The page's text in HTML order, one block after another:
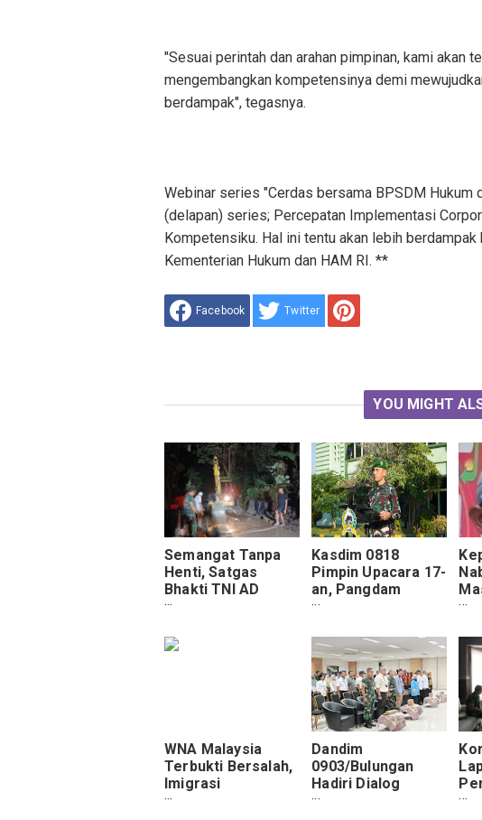
"Sesuai perintah dan arahan pimpinan, kami akan
mengembangkan kompetensinya demi
berdampak", tegasnya.
Webinar series "Cerdas bersama BPSDM Hukum
(delapan) series; Percepatan Implementasi
Kompetensiku. Hal ini tentu akan lebih
Kementerian Hukum dan HAM RI. **
Facebook Twitter
YOU MIGHT
Semangat Tanpa
Henti, Satgas
Bhakti TNI AD
Kerjakan Rabat
Kesejahteraan
Kasdim 0818
Pimpin Upacara 17-
an, Pangdam
V/Brawijaya
dan Loyalitas
WNA Malaysia
Terbukti Bersalah,
Imigrasi
Laksanakan
Dandim
0903/Bulungan
Hadiri Dialog
Kebudayaan